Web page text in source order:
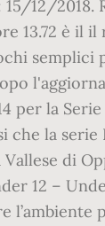
12/2018.
13.72 è il
per la
che la serie
di
12 –
l’ambiente